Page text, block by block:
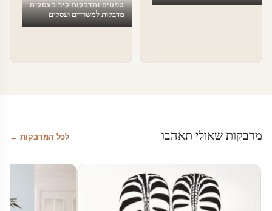
טפטים ומדבקות קיר בעסקים
מדבקות למשרדים ועסקים
מדבקות שאולי תאהבו לכל המדבקות ←